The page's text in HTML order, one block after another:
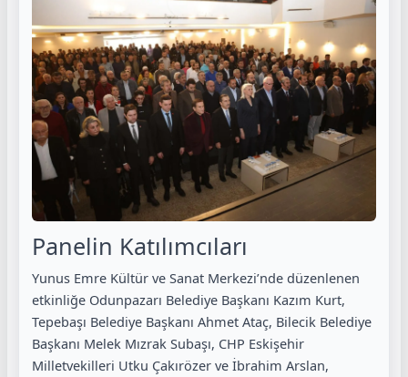
Panelin Katılımcıları
Yunus Emre Kültür ve Sanat Merkezi’nde düzenlenen
etkinliğe Odunpazarı Belediye Başkanı Kazım Kurt,
Tepebaşı Belediye Başkanı Ahmet Ataç, Bilecik Belediye
Başkanı Melek Mızrak Subaşı, CHP Eskişehir
Milletvekilleri Utku Çakırözer ve İbrahim Arslan,